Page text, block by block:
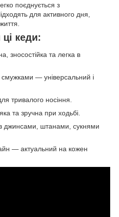
поєднується з
для активного дня,
кеди:
зносостійка та легка в
смужками — універсальний і
тривалого носіння.
та зручна при ходьбі.
джинсами, штанами, сукнями
— актуальний на кожен